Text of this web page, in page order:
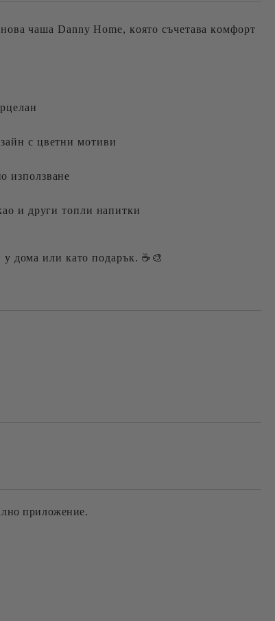
чаша Danny Home, която съчетава комфорт
с цветни мотиви
използване
и други топли напитки
дома или като подарък. ☕🎨
приложение.